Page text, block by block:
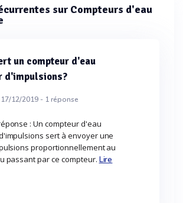
sur Compteurs d'eau
un compteur d'eau
d'impulsions?
12/2019 - 1réponse
: Un compteur d'eau
sert à envoyer une
proportionnellement au
passant par ce compteur. Lire